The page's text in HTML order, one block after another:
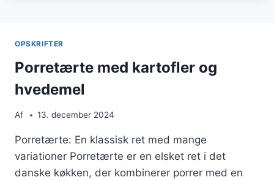
OPSKRIFTER
Porretærte med kartofler og
hvedemel
Af 13. december 2024
Porretærte: En klassisk ret med mange
variationer Porretærte er en elsket ret i det
danske køkken, der kombinerer porrer med en